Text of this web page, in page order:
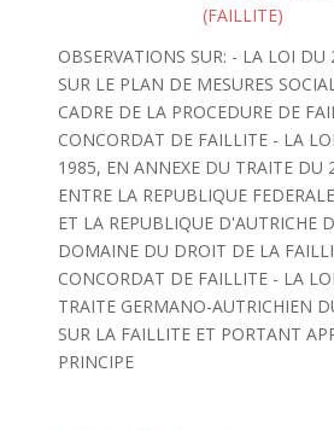
(FAILLITE)
OBSERVATIONS SUR: - LA LOI DU
SUR LE PLAN DE MESURES
CADRE DE LA PROCEDURE DE
CONCORDAT DE FAILLITE - LA
1985, EN ANNEXE DU TRAITE DU
ENTRE LA REPUBLIQUE
ET LA REPUBLIQUE D'AUTRICHE
DOMAINE DU DROIT DE LA
CONCORDAT DE FAILLITE - LA
TRAITE GERMANO-AUTRICHIEN
SUR LA FAILLITE ET PORTANT
PRINCIPE